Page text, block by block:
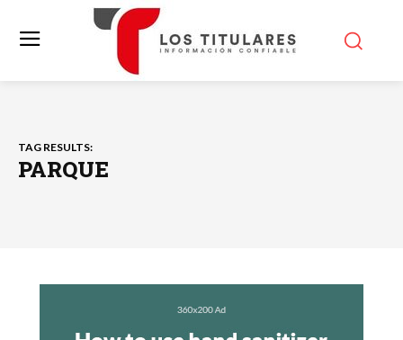
TAG RESULTS:
PARQUE